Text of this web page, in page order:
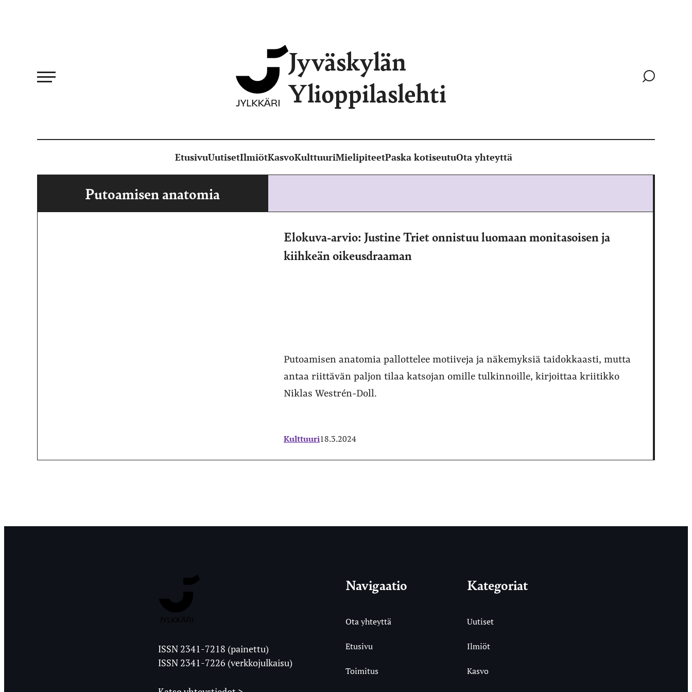
Jyväskylän
Ylioppilaslehti
Siirry
EtusivuUutisetIlmiötKasvoKulttuuriMielipiteetPaska kotiseutuOta yhteyttä
Putoamisen anatomia
Elokuva-arvio: Justine Triet onnistuu luomaan monitasoisen ja
kiihkeän oikeusdraaman
Putoamisen anatomia pallottelee motiiveja ja näkemyksiä taidokkaasti, mutta
antaa riittävän paljon tilaa katsojan omille tulkinnoille, kirjoittaa kriitikko
Niklas Westrén-Doll.
Kulttuuri18.3.2024
Ylioppilaslehti
ISSN 2341-7218 (painettu)
ISSN 2341-7226 (verkkojulkaisu)
Navigaatio
Ota yhteyttä
Etusivu
Toimitus
Kategoriat
Uutiset
Ilmiöt
Kasvo